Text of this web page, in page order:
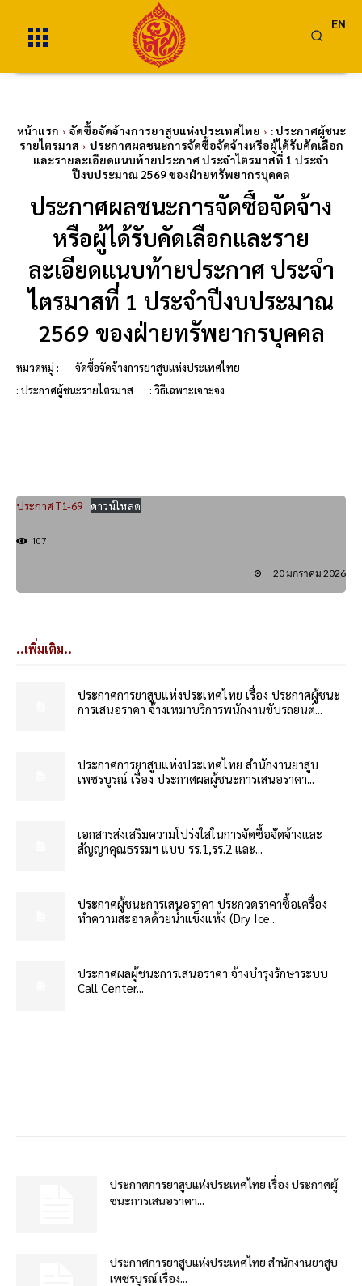
EN
หน้าแรก จัดซื้อจัดจ้างการยาสูบแห่งประเทศไทย
: ประกาศผู้ชนะ
รายไตรมาส
ประกาศผลชนะการจัดซื้อจัดจ้างหรือผู้ได้รับคัดเลือก
และรายละเอียดแนบท้ายประกาศ ประจำไตรมาสที่ 1 ประจำ
ปีงบประมาณ 2569 ของฝ่ายทรัพยากรบุคคล
ประกาศผลชนะการจัดซื้อจัดจ้าง
หรือผู้ได้รับคัดเลือกและราย
ละเอียดแนบท้ายประกาศ ประจำ
ไตรมาสที่ 1 ประจำปีงบประมาณ
2569 ของฝ่ายทรัพยากรบุคคล
หมวดหมู่ :
จัดซื้อจัดจ้างการยาสูบแห่งประเทศไทย
: ประกาศผู้ชนะรายไตรมาส
: วิธีเฉพาะเจาะจง
ประกาศ T1-69 ดาวน์โหลด
107
20 มกราคม 2026
..เพิ่มเติม..
ประกาศการยาสูบแห่งประเทศไทย เรื่อง ประกาศผู้ชนะ
การเสนอราคา จ้างเหมาบริการพนักงานขับรถยนต์...
ประกาศการยาสูบแห่งประเทศไทย สำนักงานยาสูบ
เพชรบูรณ์ เรื่อง ประกาศผลผู้ชนะการเสนอราคา...
เอกสารส่งเสริมความโปร่งใสในการจัดซื้อจัดจ้างและ
สัญญาคุณธรรมฯ แบบ รร.1,รร.2 และ...
ประกาศผู้ชนะการเสนอราคา ประกวดราคาซื้อเครื่อง
ทำความสะอาดด้วยน้ำแข็งแห้ง (Dry Ice...
ประกาศผลผู้ชนะการเสนอราคา จ้างบำรุงรักษาระบบ
Call Center...
ประกาศการยาสูบแห่งประเทศไทย เรื่อง ประกาศผู้
ชนะการเสนอราคา...
ประกาศการยาสูบแห่งประเทศไทย สำนักงานยาสูบ
เพชรบูรณ์ เรื่อง...